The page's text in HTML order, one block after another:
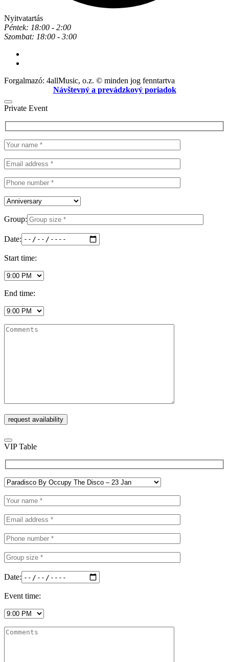
Nyitvatartás
Péntek: 18:00 - 2:00
Szombat: 18:00 - 3:00
Forgalmazó: 4allMusic, o.z. © minden jog fenntartva
Návštevný a prevádzkový poriadok
Private Event
Group:
Date:
Start time:
End time:
VIP Table
Date:
Event time: